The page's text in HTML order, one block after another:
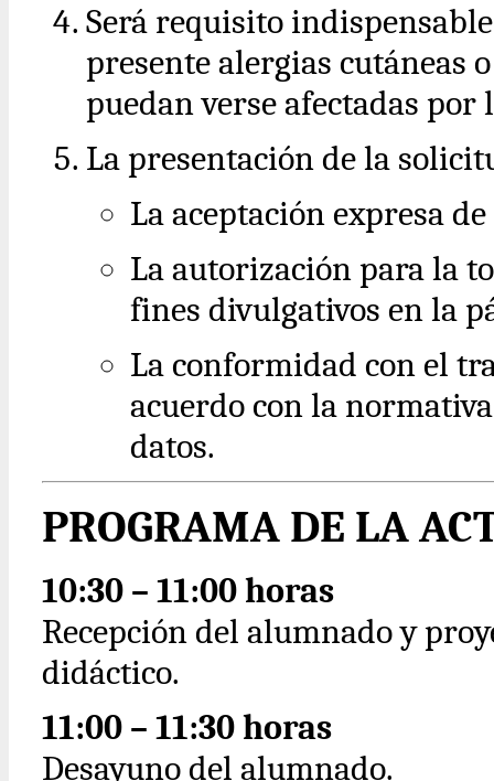
Será requisito
presente alergias cutáneas
puedan verse afectadas por
La presentación de la
La aceptación expresa
La autorización para la
fines divulgativos en la
La conformidad con el
acuerdo con la
datos.
PROGRAMA DE LA
10:30 – 11:00 horas
Recepción del alumnado y
didáctico.
11:00 – 11:30 horas
Desayuno del alumnado.